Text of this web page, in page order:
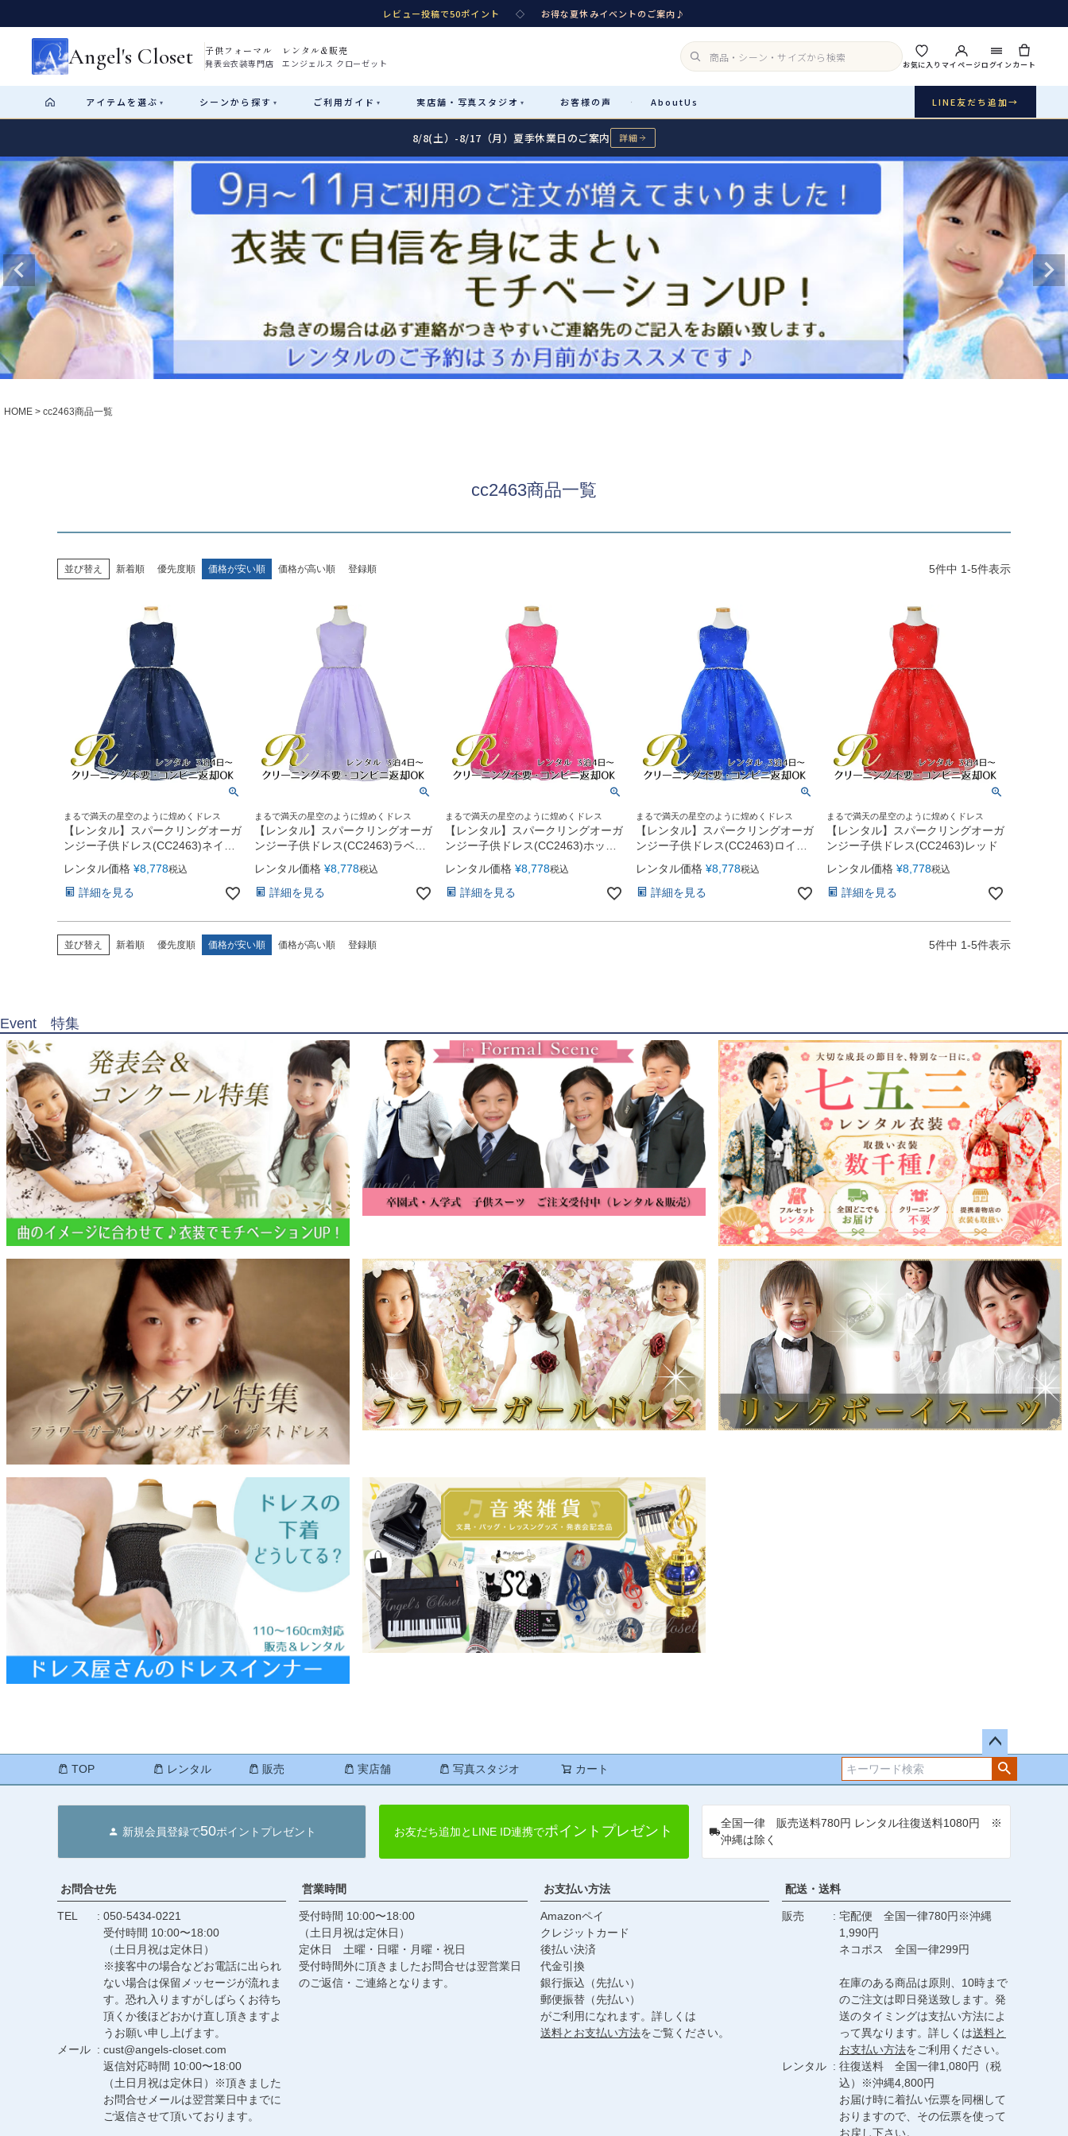
レビュー投稿で50ポイント ◇ お得な夏休みイベントのご案内♪
Angel's Closet 子供フォーマル レンタル&販売
発表会衣装専門店 エンジェルス クローゼット お気に入りマイページログインカート
アイテム を選ぶ ▾ シーンから探す ▾ ご利用ガイド ▾ 実店舗・ 写真スタジオ ▾ お客様の声 · AboutUs LINE友だち追加→
カテゴリ詳細→ サイズで選ぶ→
Rental レンタル
女の子ドレス
小物・アクセ パニエ
アウター
Sale販売
コスチューム アウター インナー・パニエ
アクセサリー ジュエリー 音楽雑貨
性別・サイズで絞り込む→
Recital & Concours
Start はじめに
01 ショップガイド（総合案内）
レンタル・販売の入口
02 サイズの選び方
測り方と目安
Angel's Closetについて
創業2003年からの想い
Rentalレンタル
04 レンタルのご案内
予約・配送・返却・料金
レンタルの流れ
06 あんしんパック
汚れ・キズ・破損の補償
Buy & Support ご購入・サポート
08 送料・お支払い
送料・決済方法
09 お問い合わせ
電話・メール・LINE
茨城県土浦市大町14-16-1F
店舗を予約する →
Photography
8/8(土）-8/17（月）夏季休業日のご案内 詳細
HOME cc2463商品一覧
cc2463商品一覧
並び替え 新着順 優先度順 価格が安い順 価格が高い順 登録順 5件中 1-5件表示
まるで満天の星空のように煌めくドレス
【レンタル】スパークリングオーガ
ンジー子供ドレス(CC2463)ネイビ
レンタル価格 ¥8,778税込
詳細を見る
まるで満天の星空のように煌めくドレス
【レンタル】スパークリングオーガ
ンジー子供ドレス(CC2463)ラベン
レンタル価格 ¥8,778税込
詳細を見る
まるで満天の星空のように煌めくドレス
【レンタル】スパークリングオーガ
ンジー子供ドレス(CC2463)ホット
レンタル価格 ¥8,778税込
詳細を見る
まるで満天の星空のように煌めくドレス
【レンタル】スパークリングオーガ
ンジー子供ドレス(CC2463)ロイヤ
レンタル価格 ¥8,778税込
詳細を見る
まるで満天の星空のように煌めくドレス
【レンタル】スパークリングオーガ
ンジー子供ドレス(CC2463)レッド
レンタル価格 ¥8,778税込
詳細を見る
並び替え 新着順 優先度順 価格が安い順 価格が高い順 登録順 5件中 1-5件表示
Event 特集
ペー
ジト
TOP レンタル 販売 実店舗 写真スタジオ カート
検索
新規会員登録で50ポイントプレゼント お友だち追加とLINE ID連携でポイントプレゼント
全国一律 販売送料780円 レンタル往復送料1080円 ※
沖縄は除く
お問合せ先
TEL
050-5434-0221
受付時間 10:00〜18:00
（土日月祝は定休日）
※接客中の場合などお電話に出られ
ない場合は保留メッセージが流れま
す。恐れ入りますがしばらくお待ち
頂くか後ほどおかけ直し頂きますよ
うお願い申し上げます。
メール
cust@angels-closet.com
返信対応時間 10:00〜18:00
（土日月祝は定休日）※頂きました
お問合せメールは翌営業日中までに
ご返信させて頂いております。
営業時間
受付時間 10:00〜18:00
（土日月祝は定休日）
定休日 土曜・日曜・月曜・祝日
受付時間外に頂きましたお問合せは翌営業日
のご返信・ご連絡となります。
お支払い方法
Amazonペイ
クレジットカード
後払い決済
代金引換
銀行振込（先払い）
郵便振替（先払い）
がご利用になれます。詳しくは
送料とお支払い方法をご覧ください。
配送・送料
販売
宅配便 全国一律780円※沖縄
1,990円
ネコポス 全国一律299円
在庫のある商品は原則、10時まで
のご注文は即日発送致します。発
送のタイミングは支払い方法によ
って異なります。詳しくは送料と
お支払い方法をご利用ください。
レンタル
往復送料 全国一律1,080円（税
込）※沖縄4,800円
お届け時に着払い伝票を同梱して
おりますので、その伝票を使って
お戻し下さい。